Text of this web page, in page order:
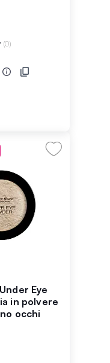
(0)
Eye
in polvere
occhi